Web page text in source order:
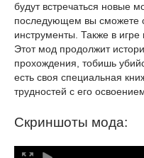
будут встречаться новые
последующем вы сможете
инструменты. Также в игре
Этот мод продолжит
прохождения, тобишь
есть своя специальная
трудностей с его
Скриншоты мода: